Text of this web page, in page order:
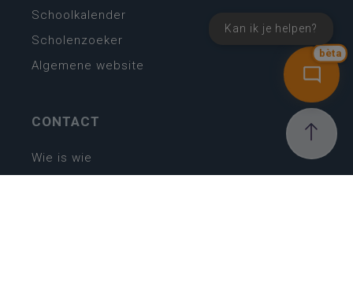
bèta
Kan ik je helpen?
Schoolkalender
Scholenzoeker
Algemene website
CONTACT
Wie is wie